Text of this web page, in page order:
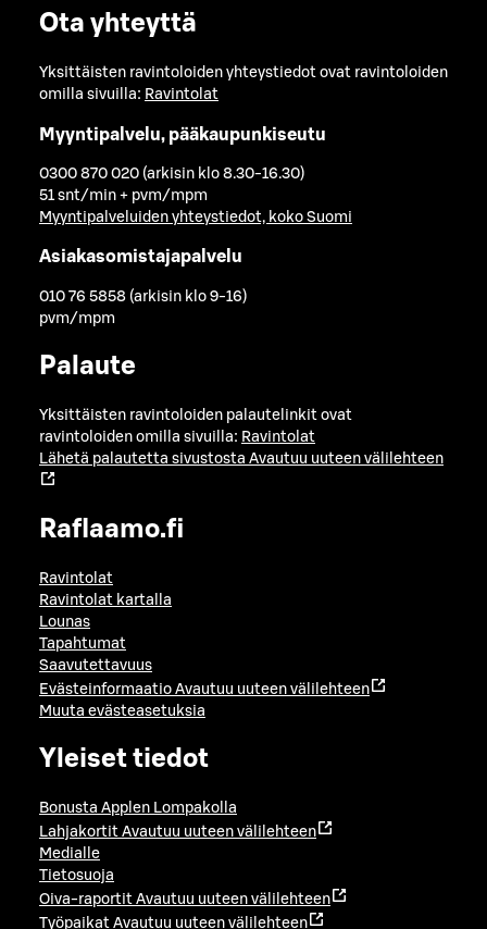
Ota yhteyttä
Yksittäisten ravintoloiden yhteystiedot ovat ravintoloiden
omilla sivuilla: Ravintolat
Myyntipalvelu, pääkaupunkiseutu
0300 870 020 (arkisin klo 8.30-16.30)
51 snt/min + pvm/mpm
Myyntipalveluiden yhteystiedot, koko Suomi
Asiakasomistajapalvelu
010 76 5858 (arkisin klo 9-16)
pvm/mpm
Palaute
Yksittäisten ravintoloiden palautelinkit ovat
ravintoloiden omilla sivuilla: Ravintolat
Lähetä palautetta sivustosta Avautuu uuteen välilehteen
Raflaamo.fi
Ravintolat
Ravintolat kartalla
Lounas
Tapahtumat
Saavutettavuus
Evästeinformaatio Avautuu uuteen välilehteen
Muuta evästeasetuksia
Yleiset tiedot
Bonusta Applen Lompakolla
Lahjakortit Avautuu uuteen välilehteen
Medialle
Tietosuoja
Oiva-raportit Avautuu uuteen välilehteen
Työpaikat Avautuu uuteen välilehteen